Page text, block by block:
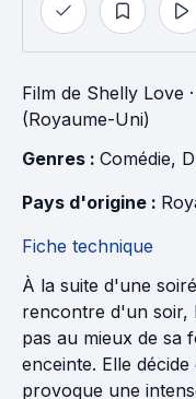
Film de Shelly Love
(Royaume-Uni)
Genres : Comédie,
Pays d'origine :
Fiche technique
À la suite d'une
rencontre d'un soir,
pas au mieux de sa
enceinte. Elle
provoque une